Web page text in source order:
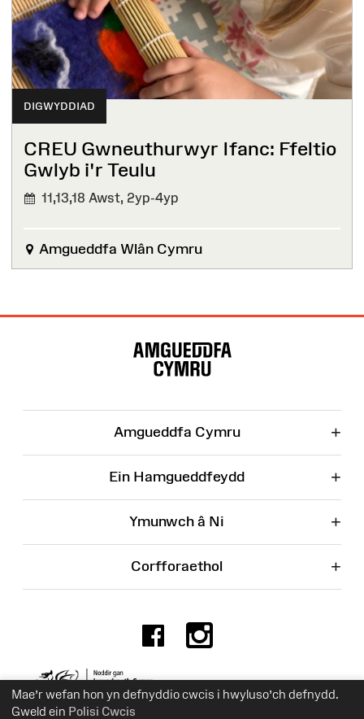
Mae’r wefan hon yn defnyddio cwcis i hwyluso’ch defnydd.
Gweld ein Polisi Cwcis
DIGWYDDIAD
CREU Gwneuthurwyr Ifanc: Ffeltio
Gwlyb i'r Teulu
11,13,18 Awst, 2yp-4yp
Amgueddfa Wlân Cymru
Amgueddfa Cymru +
Ein Hamgueddfeydd +
Ymunwch â Ni +
Corfforaethol +
Facebook
Rhif Elusen 525774